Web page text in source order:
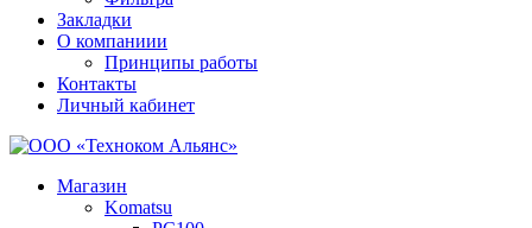
Закладки
О компаниии
Принципы работы
Контакты
Личный кабинет
Магазин
Komatsu